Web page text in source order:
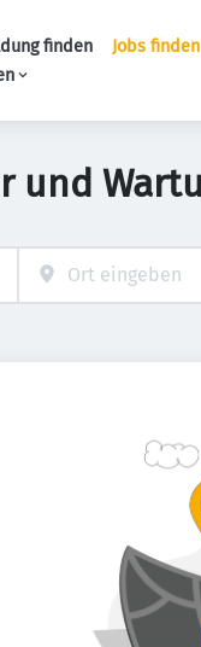
finden Jobs finden